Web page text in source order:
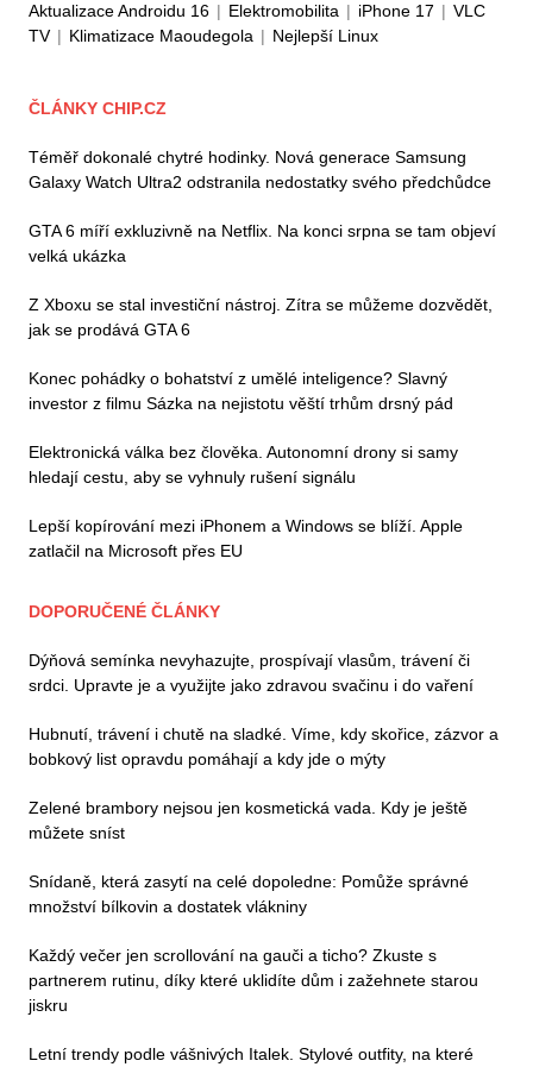
Aktualizace Androidu 16 | Elektromobilita | iPhone 17 | VLC
TV | Klimatizace Maoudegola | Nejlepší Linux
ČLÁNKY CHIP.CZ
Téměř dokonalé chytré hodinky. Nová generace Samsung
Galaxy Watch Ultra2 odstranila nedostatky svého předchůdce
GTA 6 míří exkluzivně na Netflix. Na konci srpna se tam objeví
velká ukázka
Z Xboxu se stal investiční nástroj. Zítra se můžeme dozvědět,
jak se prodává GTA 6
Konec pohádky o bohatství z umělé inteligence? Slavný
investor z filmu Sázka na nejistotu věští trhům drsný pád
Elektronická válka bez člověka. Autonomní drony si samy
hledají cestu, aby se vyhnuly rušení signálu
Lepší kopírování mezi iPhonem a Windows se blíží. Apple
zatlačil na Microsoft přes EU
DOPORUČENÉ ČLÁNKY
Dýňová semínka nevyhazujte, prospívají vlasům, trávení či
srdci. Upravte je a využijte jako zdravou svačinu i do vaření
Hubnutí, trávení i chutě na sladké. Víme, kdy skořice, zázvor a
bobkový list opravdu pomáhají a kdy jde o mýty
Zelené brambory nejsou jen kosmetická vada. Kdy je ještě
můžete sníst
Snídaně, která zasytí na celé dopoledne: Pomůže správné
množství bílkovin a dostatek vlákniny
Každý večer jen scrollování na gauči a ticho? Zkuste s
partnerem rutinu, díky které uklidíte dům i zažehnete starou
jiskru
Letní trendy podle vášnivých Italek. Stylové outfity, na které